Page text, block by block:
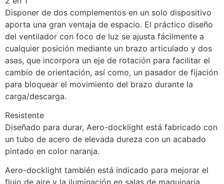
Disponer de dos complementos en un solo dispositivo
aporta una gran ventaja de espacio. El práctico diseño
del ventilador con foco de luz se ajusta fácilmente a
cualquier posición mediante un brazo articulado y dos
asas, que incorpora un eje de rotación para facilitar el
cambio de orientación, así como, un pasador de fijación
para bloquear el movimiento del brazo durante la
carga/descarga.
Resistente
Diseñado para durar, Aero-docklight está fabricado con
un tubo de acero de elevada dureza con un acabado
pintado en color naranja.
Aero-docklight también está indicado para mejorar el